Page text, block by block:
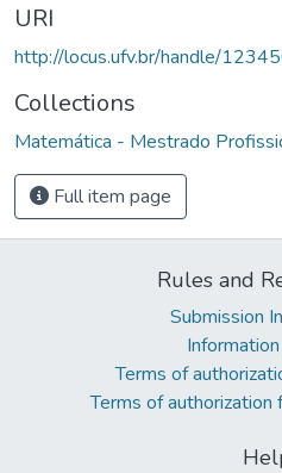
URI
http://locus.ufv.br/handle/
Collections
Matemática - Mestrado
Full item page
Rules and
Submission
Terms of
Terms of authorization